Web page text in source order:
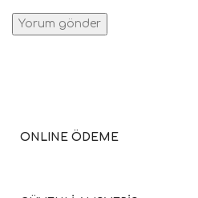
ONLINE ÖDEME